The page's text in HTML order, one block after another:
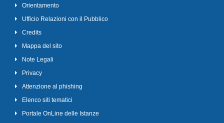
Orientamento
Ufficio Relazioni con il Pubblico
Credits
Mappa del sito
Note Legali
Privacy
Attenzione al phishing
Elenco siti tematici
Portale OnLine delle Istanze